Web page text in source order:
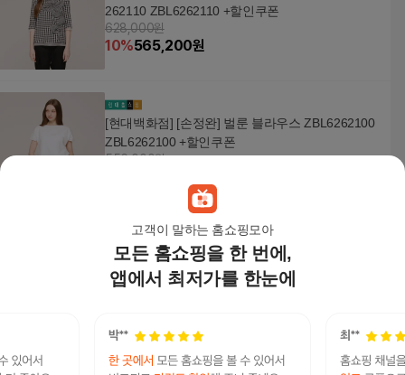
고객이 말하는 홈쇼핑모아
모든 홈쇼핑을 한 번에,
앱에서 최저가를 한눈에
262110 ZBL6262110 +할인쿠폰
628,000원
10%565,200원
[현대백화점] [손정완] 벌룬 블라우스 ZBL6262100
ZBL6262100 +할인쿠폰
556,000원
[롯데백화점][손정완]플라워 레이스 슬리브리스 ZH
T61011
516,000